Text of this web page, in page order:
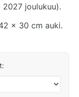
joulukuu).
x 30 cm auki.